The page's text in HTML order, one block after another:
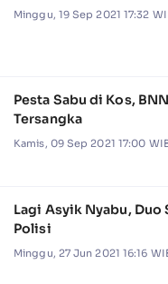
Minggu, 19 Sep 2021 17:32
Pesta Sabu di Kos,
Tersangka
Kamis, 09 Sep 2021 17:00
Lagi Asyik Nyabu,
Polisi
Minggu, 27 Jun 2021 16:16